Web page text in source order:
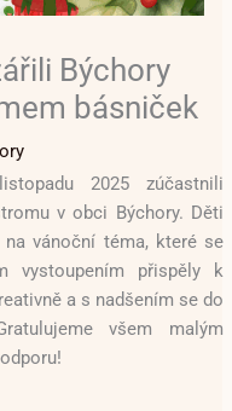
Býchory
básniček
2025 zúčastnili
v obci Býchory. Děti
vánoční téma, které se
vystoupením přispěly k
a s nadšením se do
všem malým